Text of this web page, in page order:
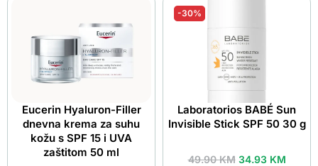
Eucerin Hyaluron-Filler
dnevna krema za suhu
kožu s SPF 15 i UVA
zaštitom 50 ml
-30%
Laboratorios BABÉ Sun
Invisible Stick SPF 50 30 g
49.90KM 34.93 KM